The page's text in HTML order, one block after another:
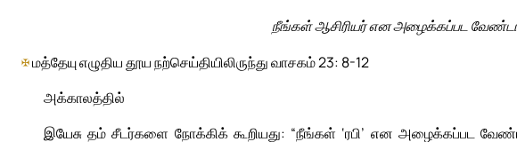
நீங்கள் ஆசிரியர் என அழைக்கப்பட
✠மத்தேயு எழுதிய தூய நற்செய்தியிலிருந்து வாசகம் 23: 8-12
அக்காலத்தில்
இயேசு தம் சீடர்களை நோக்கிக் கூறியது: “நீங்கள் ‘ரபி’ என அழைக்கப்பட